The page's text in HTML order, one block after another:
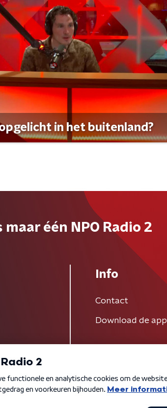
in het buitenland?
maar één NPO Radio 2
Info
Contact
Download de app
Privacybeleid